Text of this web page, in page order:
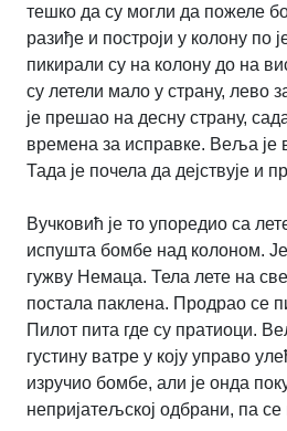
тешко да су могли да пожеле
разиђе и построји у колону
пикирали су на колону до на
су летели мало у страну, лево
је прешао на десну страну,
времена за исправке. Веља је
Тада је почела да дејствује и
Вучковић је то упоредио са
испушта бомбе над колоном.
гужву Немаца. Тела лете на
постала паклена. Продрао се
Пилот пита где су пратиоци.
густину ватре у коју управо
изручио бомбе, али је онда
непријатељској одбрани, па